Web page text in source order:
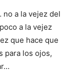
no a la vejez del
a la vejez
que hace que
para los ojos,